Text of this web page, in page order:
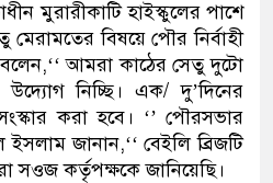
মুরারীকাটি হাইস্কুলের পাশে
মেরামতের বিষয়ে পৌর নির্বাহী
বলেন,‘‘ আমরা কাঠের সেতু দুটো
নিচ্ছি। এক/ দু’দিনের
করা হবে। ‘’ পৌরসভার
জানান,‘‘ বেইলি ব্রিজটি
কর্তৃপক্ষকে জানিয়েছি।